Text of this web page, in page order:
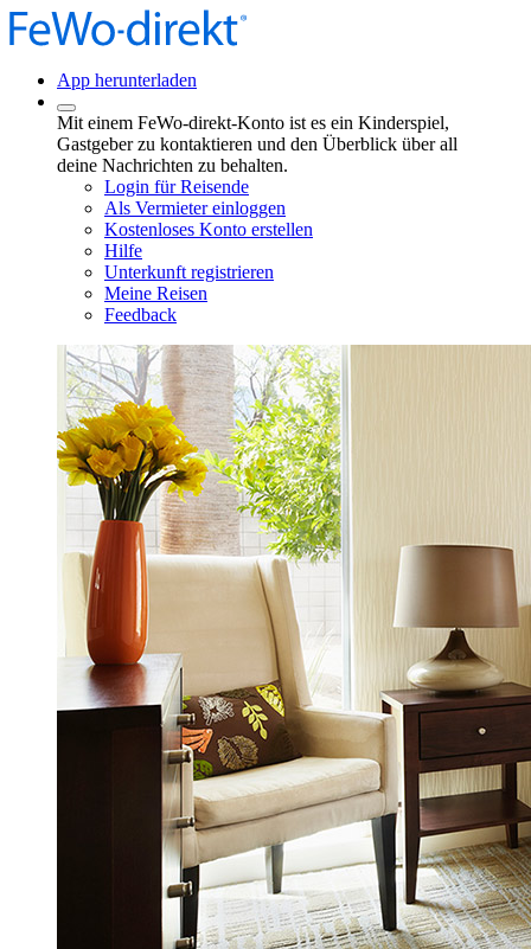
App herunterladen
Mit einem FeWo-direkt-Konto ist es ein Kinderspiel,
Gastgeber zu kontaktieren und den Überblick über all
deine Nachrichten zu behalten.
Login für Reisende
Als Vermieter einloggen
Kostenloses Konto erstellen
Hilfe
Unterkunft registrieren
Meine Reisen
Feedback